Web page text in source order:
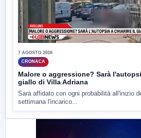
7 AGOSTO 2026
CRONACA
Malore o aggressione? Sarà
giallo di Villa Adriana
Sarà affidato con ogni probabilità all'inizio
settimana l'incarico...